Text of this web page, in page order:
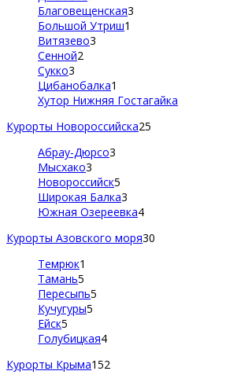
Благовещенская3
Большой Утриш1
Витязево3
Сенной2
Сукко3
Цибанобалка1
Хутор Нижняя Гостагайка
Курорты Новороссийска25
Абрау-Дюрсо3
Мысхако3
Новороссийск5
Широкая Балка3
Южная Озереевка4
Курорты Азовского моря30
Темрюк1
Тамань5
Пересыпь5
Кучугуры5
Ейск5
Голубицкая4
Курорты Крыма152